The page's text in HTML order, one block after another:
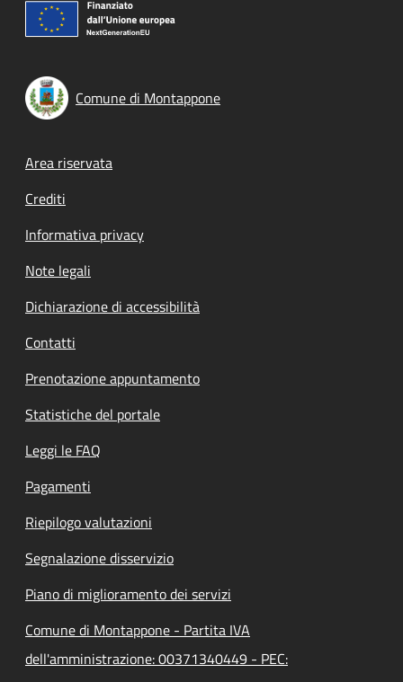
Comune di Montappone
Footer menu
Area riservata
Crediti
Informativa privacy
Note legali
Dichiarazione di accessibilità
Contatti
Prenotazione appuntamento
Statistiche del portale
Leggi le FAQ
Pagamenti
Riepilogo valutazioni
Segnalazione disservizio
Piano di miglioramento dei servizi
Comune di Montappone - Partita IVA
dell'amministrazione: 00371340449 - PEC: